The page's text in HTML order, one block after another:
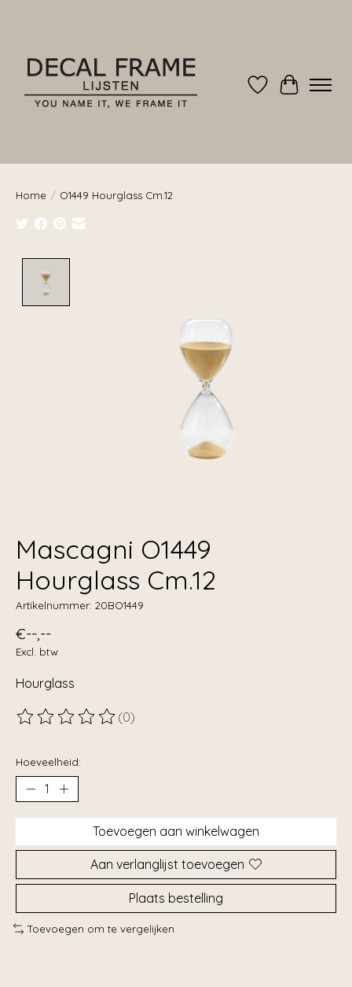
Verlanglijst
Home / O1449 Hourglass Cm.12
Mascagni O1449
Hourglass Cm.12
Artikelnummer: 20BO1449
€--,--
Excl. btw
Hourglass
De beoordeling van dit product is
(0)
Hoeveelheid:
Toevoegen aan winkelwagen
Aan verlanglijst toevoegen
Plaats bestelling
Toevoegen om te vergelijken